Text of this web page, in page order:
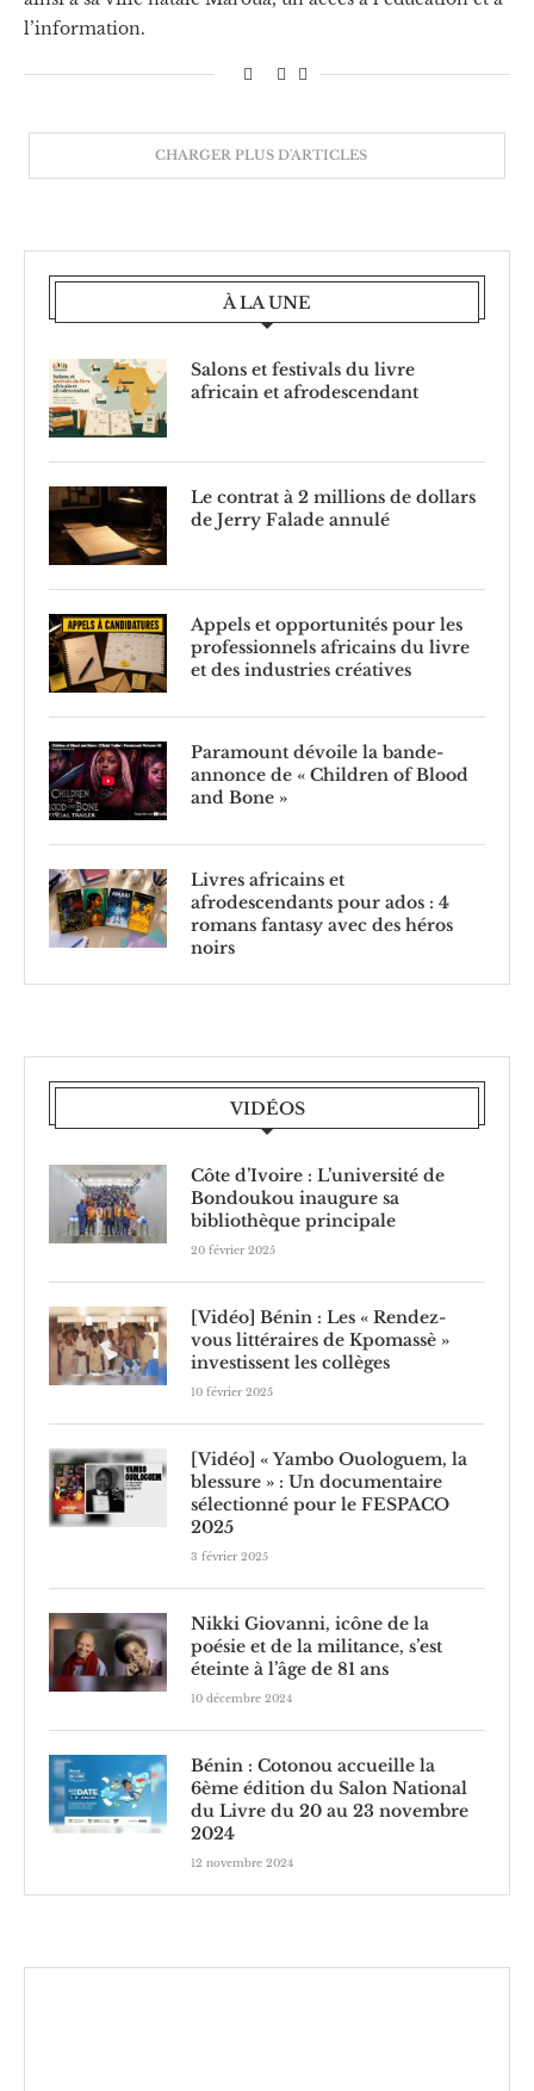
l’information.
CHARGER PLUS D'ARTICLES
À LA UNE
Salons et festivals du livre
africain et afrodescendant
Le contrat à 2 millions de dollars
de Jerry Falade annulé
Appels et opportunités pour les
professionnels africains du livre
et des industries créatives
Paramount dévoile la bande-
annonce de « Children of Blood
and Bone »
Livres africains et
afrodescendants pour ados : 4
romans fantasy avec des héros
noirs
VIDÉOS
Côte d’Ivoire : L’université de
Bondoukou inaugure sa
bibliothèque principale
20 février 2025
[Vidéo] Bénin : Les « Rendez-
vous littéraires de Kpomassè »
investissent les collèges
10 février 2025
[Vidéo] « Yambo Ouologuem, la
blessure » : Un documentaire
sélectionné pour le FESPACO
2025
3 février 2025
Nikki Giovanni, icône de la
poésie et de la militance, s’est
éteinte à l’âge de 81 ans
10 décembre 2024
Bénin : Cotonou accueille la
6ème édition du Salon National
du Livre du 20 au 23 novembre
2024
12 novembre 2024